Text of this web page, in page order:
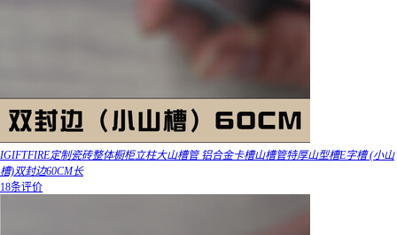
IGIFTFIRE定制瓷砖整体橱柜立柱大山槽管 铝合金卡槽山槽管特厚山型槽E字槽 (小山
槽)双封边60CM长
18条评价